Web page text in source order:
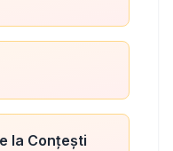
la Conțești